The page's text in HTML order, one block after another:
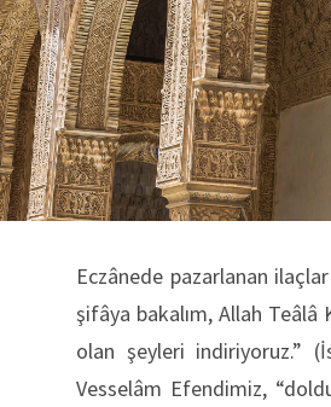
Eczânede pazarlanan
şifâya bakalım, Allah Teâlâ
olan şeyleri indiriyoruz.”
Vesselâm Efendimiz,